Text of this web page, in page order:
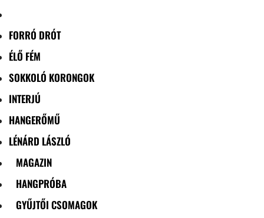
FORRÓ DRÓT
ÉLŐ FÉM
SOKKOLÓ KORONGOK
INTERJÚ
HANGERŐMŰ
LÉNÁRD LÁSZLÓ
MAGAZIN
HANGPRÓBA
GYŰJTŐI CSOMAGOK